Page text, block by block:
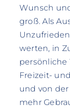
Wunsch
groß. Als
werten, in
persönliche
Freizeit-
und von
mehr